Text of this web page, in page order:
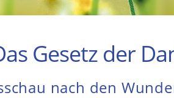
Gesetz der
nach den